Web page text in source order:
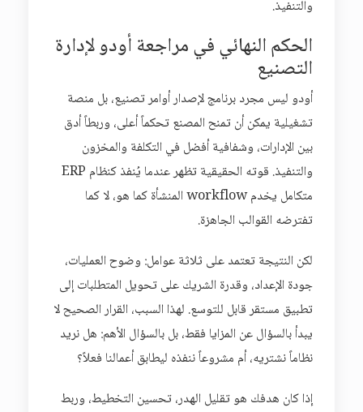
والتنفيذ.
الحكم النهائي في مراجعة أودو لإدارة
التصنيع
أودو ليس مجرد برنامج لإصدار أوامر تصنيع، بل منصة
تشغيلية يمكن أن تمنح المصنع تحكماً أعلى، وربطاً أدق
بين الإدارات، وشفافية أفضل في التكلفة والمخزون
والتنفيذ. قوته الحقيقية تظهر عندما يُنفذ كنظام ERP
متكامل يخدم workflow المنشأة كما هو، لا كما
تفترضه القوالب الجاهزة.
لكن النتيجة تعتمد على ثلاثة عوامل: وضوح العمليات،
جودة الإعداد، وقدرة الشريك على تحويل المتطلبات إلى
تطبيق مستقر قابل للتوسع. لهذا السبب، القرار الصحيح لا
يبدأ بالسؤال عن المزايا فقط، بل بالسؤال الأهم: هل نريد
نظاماً نشتريه، أم مشروعاً ننفذه ليطابق أعمالنا فعلاً؟
إذا كان هدفك هو تقليل الهدر، تحسين التخطيط، وربط